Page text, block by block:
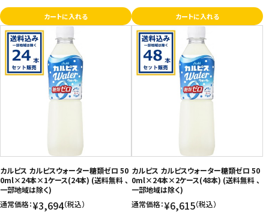
カートに入れる カートに入れる
カルピス カルピスウォーター糖類ゼロ 50
0ml×24本×1ケース(24本) (送料無料 、
一部地域は除く)
通常価格：¥3,694（税込）
カルピス カルピスウォーター糖類ゼロ 50
0ml×24本×2ケース(48本) (送料無料 、
一部地域は除く)
通常価格：¥6,615（税込）